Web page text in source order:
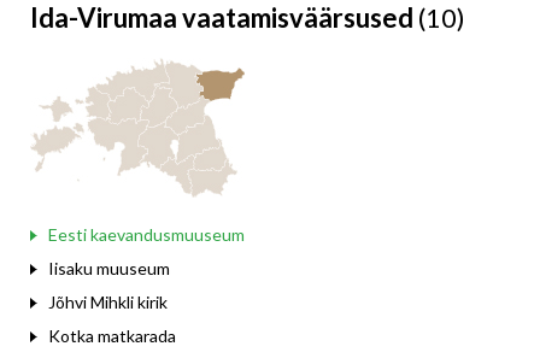
Ida-Virumaa vaatamisväärsused (10)
Eesti kaevandusmuuseum
Iisaku muuseum
Jõhvi Mihkli kirik
Kotka matkarada